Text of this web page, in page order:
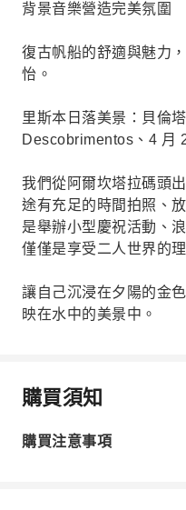
背景音樂營造完美氛圍
復古帆船的舒適與魅力
怡。
里斯本日落美景：貝倫
Descobrimentos、4 月
我們從阿爾坎塔拉碼頭
途有充足的時間拍照、
是舉辦小型慶祝活動、
僅僅是享受二人世界的
讓自己沉浸在夕陽的金
映在水中的美景中。
購買須知
購買注意事項